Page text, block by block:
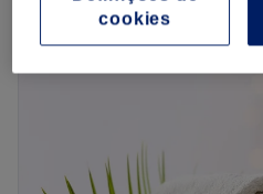
cookies